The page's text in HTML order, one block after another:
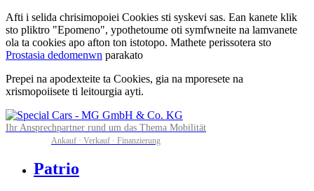
Afti i selida chrisimopoiei Cookies sti syskevi sas. Ean kanete klik
sto pliktro "Epomeno", ypothetoume oti symfwneite na lamvanete
ola ta cookies apo afton ton istotopo. Mathete perissotera sto
Prostasia dedomenwn parakato
Prepei na apodexteite ta Cookies, gia na mporesete na
xrismopoiisete ti leitourgia ayti.
Ihr Ansprechpartner rund um das Thema Mobilität
Ankauf · Verkauf · Finanzierung
Patrio